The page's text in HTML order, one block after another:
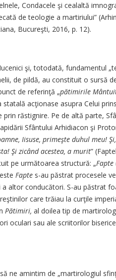
Condacele şi cealaltă
de teologie a martiriului”
Bucureşti, 2016, p. 12).
şi, totodată, fundamentul
de pildă, au constituit o sursă
de referinţă „pătimirile
acţionase asupra Celui
răstignire. Pe de altă parte,
Sfântului Arhidiacon şi
Iisuse, primeşte du­hul meu!
Şi zicând acestea, a murit”
pe următoarea structură: „Fapte
Fapte s-au păstrat procesele
altor conducători. S-au păstrat
care trăiau la curţile
Pătimiri, al doilea tip de
oculari sau ale scriitorilor
ne amintim de „martirologiul